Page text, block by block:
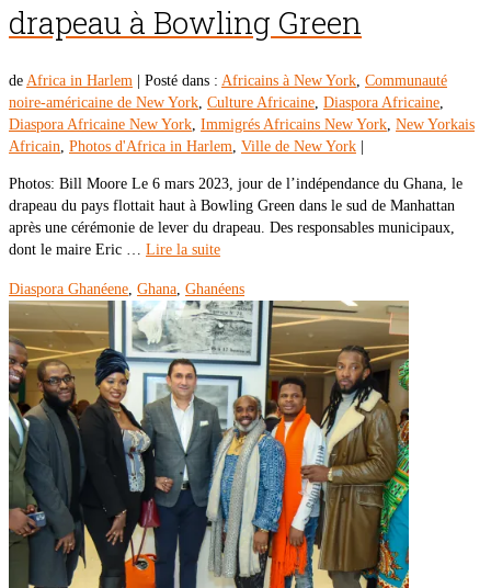
drapeau à Bowling Green
de Africa in Harlem Posté dans : Africains à New York, Communauté
noire-américaine de New York, Culture Africaine, Diaspora Africaine,
Diaspora Africaine New York, Immigrés Africains New York, New Yorkais
Africain, Photos d'Africa in Harlem, Ville de New York
Photos: Bill Moore Le 6 mars 2023, jour de l’indépendance du Ghana, le
drapeau du pays flottait haut à Bowling Green dans le sud de Manhattan
après une cérémonie de lever du drapeau. Des responsables municipaux,
dont le maire Eric … Lire la suite
Diaspora Ghanéene, Ghana, Ghanéens